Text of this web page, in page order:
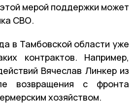
мерой поддержки может
СВО.
в Тамбовской области уже
контрактов. Например,
Вячеслав Линкер из
возвращения с фронта
хозяйством.